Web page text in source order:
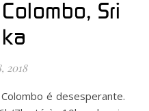
Sri
2018